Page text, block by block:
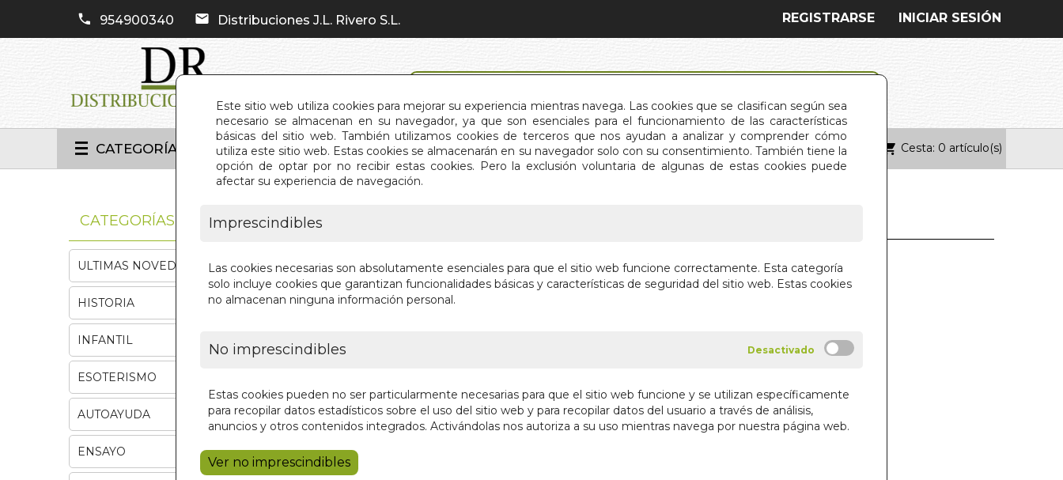
Este sitio web utiliza cookies para mejorar su experiencia mientras navega. Las cookies que se clasifican según sea
necesario se almacenan en su navegador, ya que son esenciales para el funcionamiento de las características
básicas del sitio web. También utilizamos cookies de terceros que nos ayudan a analizar y comprender cómo
utiliza este sitio web. Estas cookies se almacenarán en su navegador solo con su consentimiento. También tiene la
opción de optar por no recibir estas cookies. Pero la exclusión voluntaria de algunas de estas cookies puede
afectar su experiencia de navegación.
Imprescindibles
Las cookies necesarias son absolutamente esenciales para que el sitio web funcione correctamente. Esta categoría
solo incluye cookies que garantizan funcionalidades básicas y características de seguridad del sitio web. Estas cookies
no almacenan ninguna información personal.
No imprescindibles
Estas cookies pueden no ser particularmente necesarias para que el sitio web funcione y se utilizan específicamente
para recopilar datos estadísticos sobre el uso del sitio web y para recopilar datos del usuario a través de análisis,
anuncios y otros contenidos integrados. Activándolas nos autoriza a su uso mientras navega por nuestra página web.
Ver no imprescindibles
954900340 Distribuciones J.L. Rivero S.L. INICIAR SESIÓN
REGISTRARSE
CATEGORÍAS INICIO QUIÉNES SOMOS CONTACTO Cesta: 0 artículo(s)
SABORES DE LOS 5
CONTINENTES
EDITORIAL DILEMA S.L.
15,00 €
CATEGORÍAS
ULTIMAS NOVEDADES
HISTORIA
INFANTIL
ESOTERISMO
AUTOAYUDA
ENSAYO